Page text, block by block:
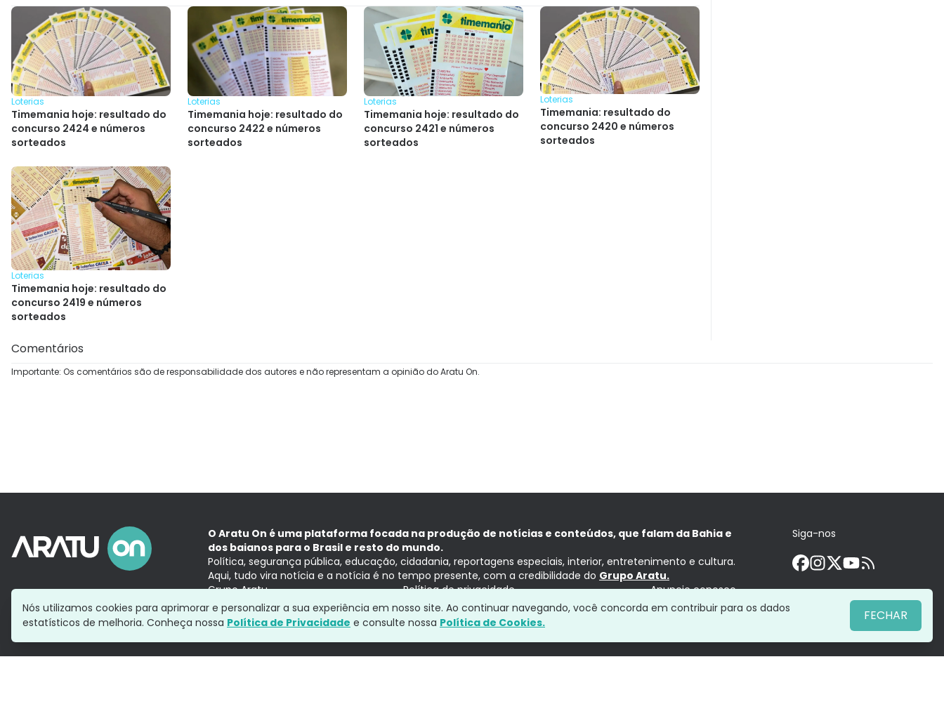
Loterias
Timemania hoje: resultado do
concurso 2424 e números
sorteados
Loterias
Timemania hoje: resultado do
concurso 2422 e números
sorteados
Loterias
Timemania hoje: resultado do
concurso 2421 e números
sorteados
Loterias
Timemania: resultado do
concurso 2420 e números
sorteados
Loterias
Timemania hoje: resultado do
concurso 2419 e números
sorteados
Comentários
Importante: Os comentários são de responsabilidade dos autores e não representam a opinião do Aratu On.
O Aratu On é uma plataforma focada na produção de notícias e conteúdos, que falam da Bahia e
dos baianos para o Brasil e resto do mundo.
Política, segurança pública, educação, cidadania, reportagens especiais, interior, entretenimento e cultura.
Aqui, tudo vira notícia e a notícia é no tempo presente, com a credibilidade do Grupo Aratu.
Grupo Aratu
Política de privacidade Anuncie conosco
Siga-nos
Nós utilizamos cookies para aprimorar e personalizar a sua experiência em nosso site. Ao continuar navegando, você concorda em contribuir para os dados
estatísticos de melhoria. Conheça nossa Política de Privacidade e consulte nossa Política de Cookies. FECHAR